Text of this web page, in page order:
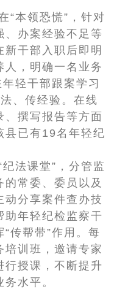
“本领恐慌”，针对
、办案经验不足等
干部入职后即明
人，明确一名业务
轻干部跟案学习
、传经验。在线
撰写报告等方面
县已有19名年轻纪
法课堂”，分管监
常委、委员以及
动分享案件查办技
助年轻纪检监察干
传帮带”作用。每
培训班，邀请专家
行授课，不断提升
水平。